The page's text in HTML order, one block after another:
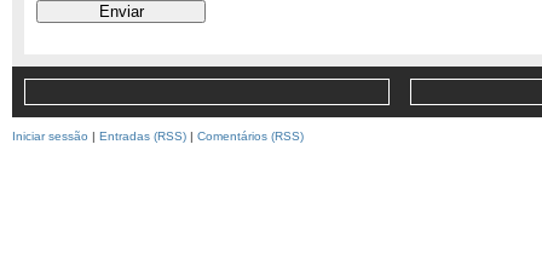
Iniciar sessão | Entradas (RSS) | Comentários (RSS)